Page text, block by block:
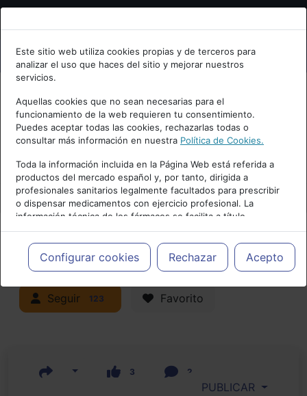
Bienvenid@ a psiquiatria.com
Escribe tu Email
Accede o regístrate con tu email.
Cancelar
Este sitio web utiliza cookies propias y de terceros para
analizar el uso que haces del sitio y mejorar nuestros
servicios.
Aquellas cookies que no sean necesarias para el
funcionamiento de la web requieren tu consentimiento.
Puedes aceptar todas las cookies, rechazarlas todas o
consultar más información en nuestra Política de Cookies.
Toda la información incluida en la Página Web está referida a
productos del mercado español y, por tanto, dirigida a
profesionales sanitarios legalmente facultados para prescribir
o dispensar medicamentos con ejercicio profesional. La
información técnica de los fármacos se facilita a título
meramente informativo, siendo responsabilidad de los
profesionales facultados prescribir medicamentos y decidir, en
cada caso concreto, el tratamiento más adecuado a las
necesidades del paciente.
Configurar cookies Rechazar Acepto
Actualidad y Artículos|Trastornos de
la infancia y adolescencia
Seguir 123 Favorito
3 2
PUBLICAR